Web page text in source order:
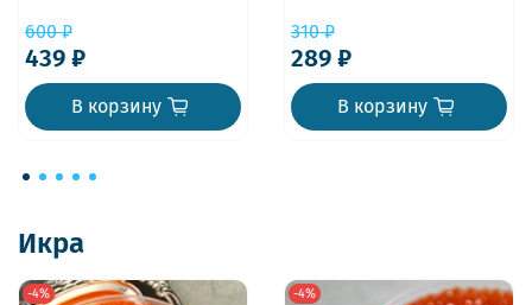
600 ₽
439 ₽
В корзину
310 ₽
289 ₽
В корзину
Икра
-4% -4%